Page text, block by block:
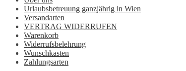
Urlaubsbetreuung ganzjährig in Wien
Versandarten
VERTRAG WIDERRUFEN
Warenkorb
Widerrufsbelehrung
Wunschkasten
Zahlungsarten